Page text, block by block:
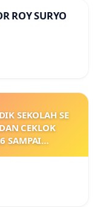
ROY SURYO
SEKOLAH SE
CEKLOK
SAMPAI